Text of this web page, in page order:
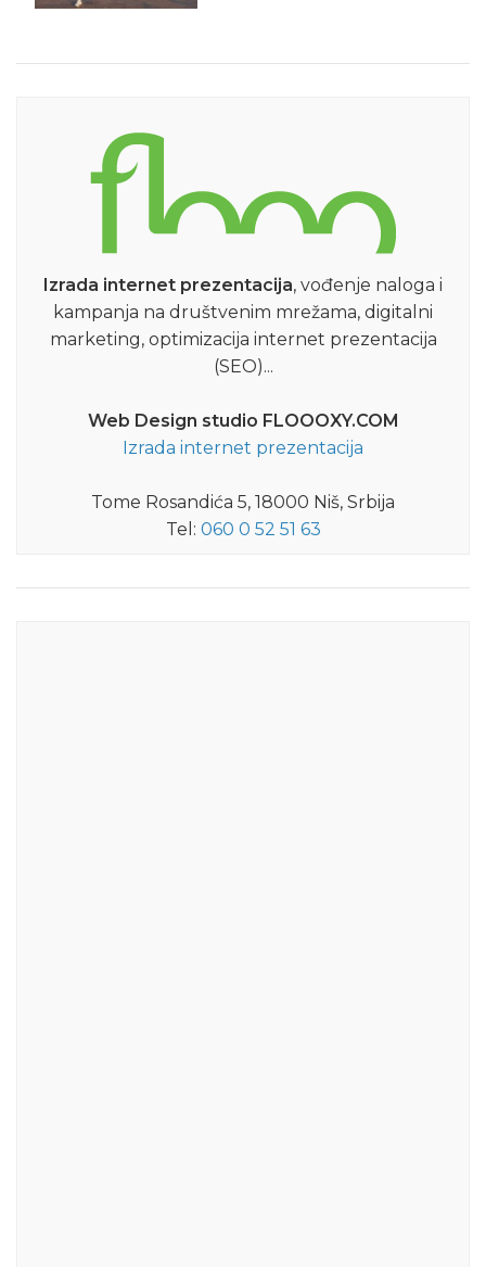
Izrada internet prezentacija, vođenje naloga i
kampanja na društvenim mrežama, digitalni
marketing, optimizacija internet prezentacija
(SEO)...
Web Design studio FLOOOXY.COM
Izrada internet prezentacija
Tome Rosandića 5, 18000 Niš, Srbija
Tel: 060 0 52 51 63